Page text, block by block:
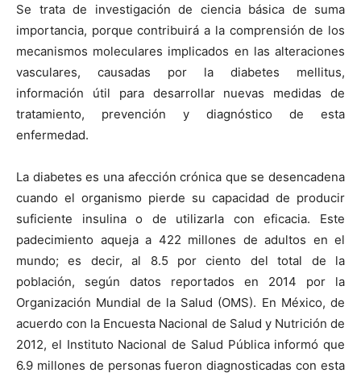
Se trata de investigación de ciencia básica de suma
importancia, porque contribuirá a la comprensión de los
mecanismos moleculares implicados en las alteraciones
vasculares, causadas por la diabetes mellitus,
información útil para desarrollar nuevas medidas de
tratamiento, prevención y diagnóstico de esta
enfermedad.
La diabetes es una afección crónica que se desencadena
cuando el organismo pierde su capacidad de producir
suficiente insulina o de utilizarla con eficacia. Este
padecimiento aqueja a 422 millones de adultos en el
mundo; es decir, al 8.5 por ciento del total de la
población, según datos reportados en 2014 por la
Organización Mundial de la Salud (OMS). En México, de
acuerdo con la Encuesta Nacional de Salud y Nutrición de
2012, el Instituto Nacional de Salud Pública informó que
6.9 millones de personas fueron diagnosticadas con esta